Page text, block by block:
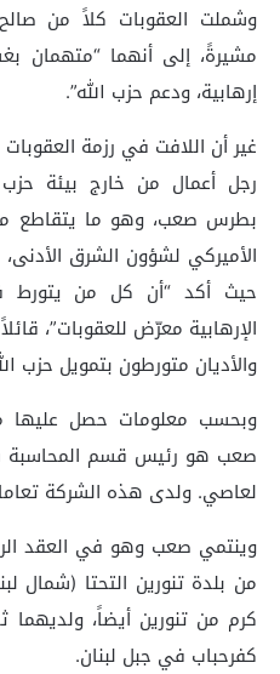
وشملت العقوبات كلاً من
مشيرةً، إلى أنهما “متهمان
إرهابية، ودعم حزب الله”.
غير أن اللافت في رزمة
رجل أعمال من خارج بيئة
بطرس صعب، وهو ما يتقاطع
الأميركي لشؤون الشرق الأدنى،
حيث أكد “أن كل من يتورط
الإرهابية معرّض للعقوبات”،
والأديان متورطون بتمويل حزب
وبحسب معلومات حصل عليها
صعب هو رئيس قسم المحاسبة
لعاصي. ولدى هذه الشركة
وينتمي صعب وهو في العقد
من بلدة تنورين التحتا (شمال
كرم من تنورين أيضاً،
كفرحباب في جبل لبنان.